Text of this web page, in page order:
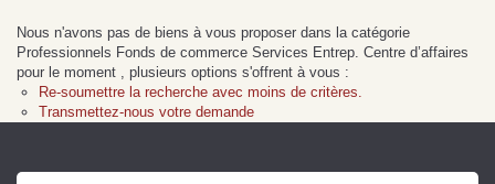
vente
Lire la suite
conséquences ?
Lire la suite
Nous n'avons pas de biens à vous proposer dans la catégorie
Professionnels Fonds de commerce Services Entrep. Centre d’affaires
pour le moment , plusieurs options s'offrent à vous :
Re-soumettre la recherche avec moins de critères.
Transmettez-nous votre demande